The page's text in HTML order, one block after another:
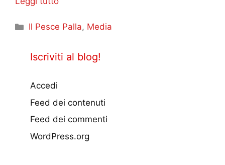
Categorie
Il Pesce Palla, Media
Iscriviti al blog!
Accedi
Feed dei contenuti
Feed dei commenti
WordPress.org